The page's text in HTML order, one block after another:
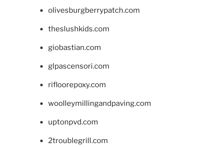
olivesburgberrypatch.com
theslushkids.com
giobastian.com
glpascensori.com
rifloorepoxy.com
woolleymillingandpaving.com
uptonpvd.com
2troublegrill.com